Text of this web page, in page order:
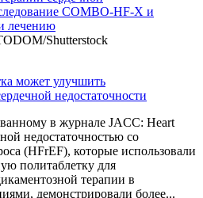
Shutterstoсk
может улучшить
недостаточности
в журнале JACC: Heart
недостаточностью со
(HFrEF), которые использовали
политаблетку для
терапии в
демонстрировали более...